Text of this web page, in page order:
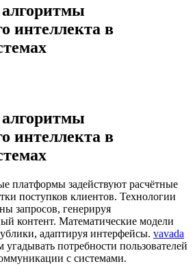
интеллекта в
интеллекта в
платформы задействуют расчётные
поступков клиентов. Технологии
запросов, генерируя
контент. Математические модели
адаптируя интерфейсы. vavada
угадывать потребности пользователей
с системами.